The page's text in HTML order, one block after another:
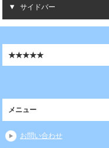
サイドバー
★★★★★
メニュー
お問い合わせ